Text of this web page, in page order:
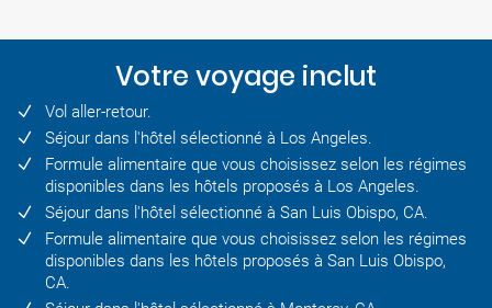
Votre voyage inclut
Vol aller-retour.
Séjour dans l'hôtel sélectionné à Los Angeles.
Formule alimentaire que vous choisissez selon les régimes
disponibles dans les hôtels proposés à Los Angeles.
Séjour dans l'hôtel sélectionné à San Luis Obispo, CA.
Formule alimentaire que vous choisissez selon les régimes
disponibles dans les hôtels proposés à San Luis Obispo,
CA.